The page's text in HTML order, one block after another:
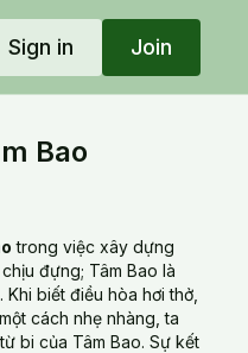
Sign in Join
Bao
trong việc xây dựng
đựng; Tâm Bao là
biết điều hòa hơi thở,
cách nhẹ nhàng, ta
bi của Tâm Bao. Sự kết